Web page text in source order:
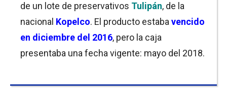
de un lote de preservativos Tulipán, de la
nacional Kopelco. El producto estaba vencido
en diciembre del 2016, pero la caja
presentaba una fecha vigente: mayo del 2018.